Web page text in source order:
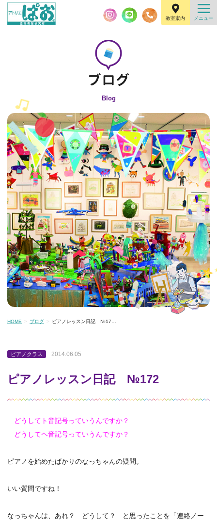
教室案内
Blog
HOME ブログ ピアノレッスン日記 №17…
ピアノクラス 2014.06.05
ピアノレッスン日記 №172
どうしてト音記号っていうんですか？
どうしてヘ音記号っていうんですか？
ピアノを始めたばかりのなっちゃんの疑問。
いい質問ですね！
なっちゃんは、あれ？ どうして？ と思ったことを「連絡ノー